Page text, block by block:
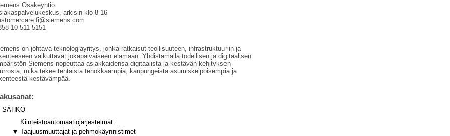
Osakeyhtiö
arkisin klo 8-16
10 511 5151
on johtava teknologiayritys, jonka ratkaisut teollisuuteen, infrastruktuuriin ja
vaikuttavat jokapäiväiseen elämään. Yhdistämällä todellisen ja digitaalisen
Siemens nopeuttaa asiakkaidensa digitaalista ja kestävän kehityksen
mikä tekee tehtaista tehokkaampia, kaupungeista asumiskelpoisempia ja
kestävämpää.
SÄHKÖ
Kiinteistöautomaatiojärjestelmät
Taajuusmuuttajat ja pehmokäynnistimet